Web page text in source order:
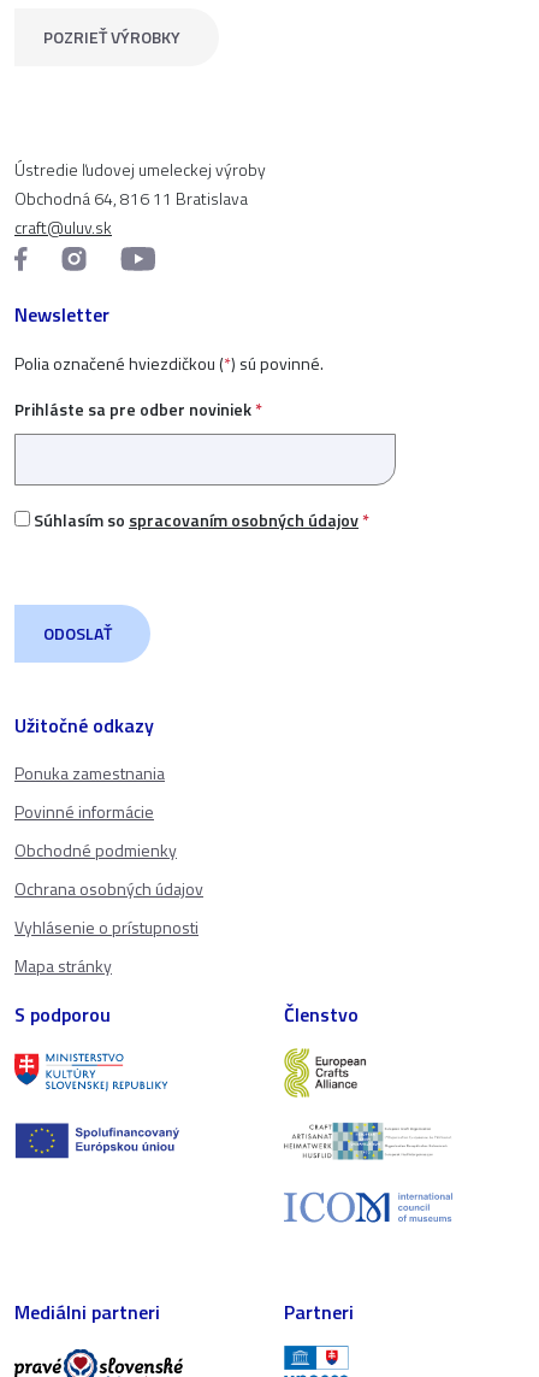
POZRIEŤ VÝROBKY
Užitočné odkazy
Ponuka zamestnania
Povinné informácie
Obchodné podmienky
Ochrana osobných údajov
Vyhlásenie o prístupnosti
Mapa stránky
Ústredie ľudovej umeleckej výroby
Obchodná 64, 816 11 Bratislava
craft@uluv.sk
Newsletter
Polia označené hviezdičkou (*) sú povinné.
Prihláste sa pre odber noviniek*
Súhlasím so spracovaním osobných údajov*
S podporou Členstvo
Mediálni partneri Partneri